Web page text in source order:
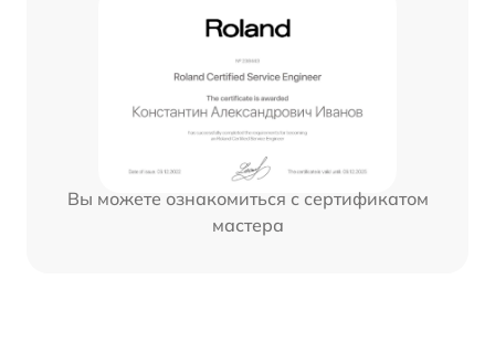
Вы можете ознакомиться с сертификатом
мастера